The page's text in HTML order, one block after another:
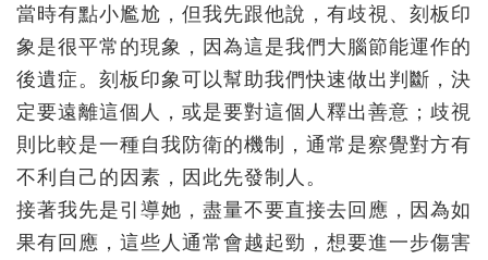
當時有點小尷尬，但我先跟他說，有歧視、刻板印
象是很平常的現象，因為這是我們大腦節能運作的
後遺症。刻板印象可以幫助我們快速做出判斷，決
定要遠離這個人，或是要對這個人釋出善意；歧視
則比較是一種自我防衛的機制，通常是察覺對方有
不利自己的因素，因此先發制人。
接著我先是引導她，盡量不要直接去回應，因為如
果有回應，這些人通常會越起勁，想要進一步傷害